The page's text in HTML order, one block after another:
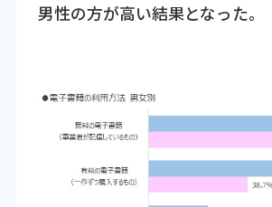
男性の方が高い結果となった。